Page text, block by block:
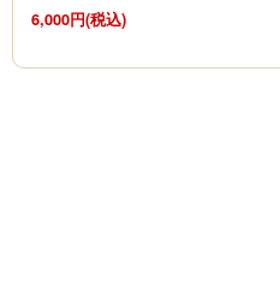
6,000円(税込)